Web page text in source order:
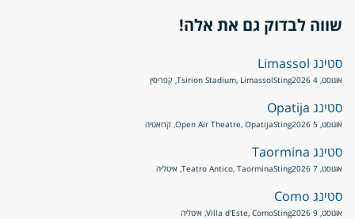
שווה לבדוק גם את אלה!
סטינג Limassol
אוגוסט, 4 2026 StingTsirion Stadium, Limassol, קפריסין
סטינג Opatija
אוגוסט, 5 2026 StingOpen Air Theatre, Opatija, קרואטיה
סטינג Taormina
אוגוסט, 7 2026 StingTeatro Antico, Taormina, איטליה
סטינג Como
אוגוסט, 9 2026 StingVilla d'Este, Como, איטליה